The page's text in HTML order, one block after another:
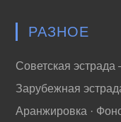
РАЗНОЕ
Советская эстрада
Зарубежная
Аранжировка ·